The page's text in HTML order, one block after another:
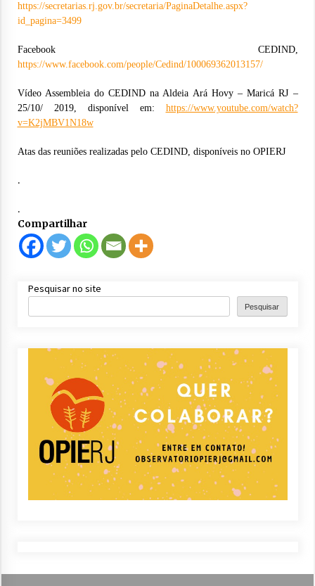
https://secretarias.rj.gov.br/secretaria/PaginaDetalhe.aspx?
id_pagina=3499
Facebook CEDIND,
https://www.facebook.com/people/Cedind/100069362013157/
Vídeo Assembleia do CEDIND na Aldeia Ará Hovy – Maricá RJ –
25/10/ 2019, disponível em: https://www.youtube.com/watch?
v=K2jMBV1N18w
Atas das reuniões realizadas pelo CEDIND, disponíveis no OPIERJ
.
.
Compartilhar
Pesquisar no site
Pesquisar